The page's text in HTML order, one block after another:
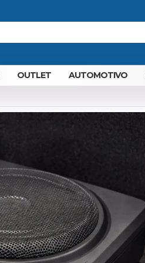
OUTLET AUTOMOTIVO